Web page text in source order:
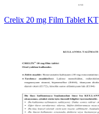
Crelix 20 mg Film Tablet KT